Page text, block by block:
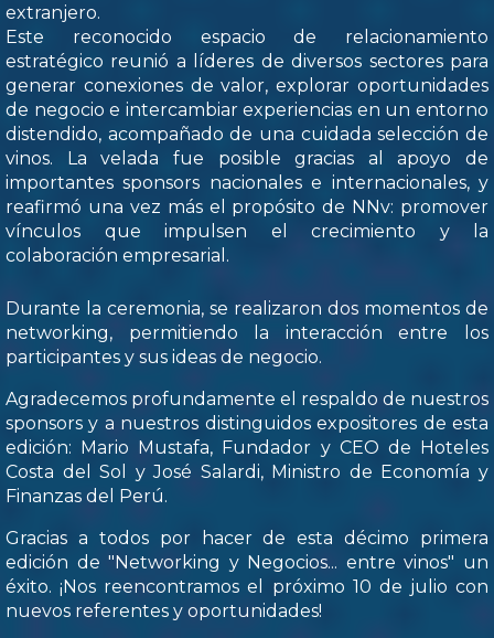
extranjero.
Este reconocido espacio de relacionamiento
estratégico reunió a líderes de diversos sectores para
generar conexiones de valor, explorar oportunidades
de negocio e intercambiar experiencias en un entorno
distendido, acompañado de una cuidada selección de
vinos. La velada fue posible gracias al apoyo de
importantes sponsors nacionales e internacionales, y
reafirmó una vez más el propósito de NNv: promover
vínculos que impulsen el crecimiento y la
colaboración empresarial.
Durante la ceremonia, se realizaron dos momentos de
networking, permitiendo la interacción entre los
participantes y sus ideas de negocio.
Agradecemos profundamente el respaldo de nuestros
sponsors y a nuestros distinguidos expositores de esta
edición: Mario Mustafa, Fundador y CEO de Hoteles
Costa del Sol y José Salardi, Ministro de Economía y
Finanzas del Perú.
Gracias a todos por hacer de esta décimo primera
edición de "Networking y Negocios... entre vinos" un
éxito. ¡Nos reencontramos el próximo 10 de julio con
nuevos referentes y oportunidades!